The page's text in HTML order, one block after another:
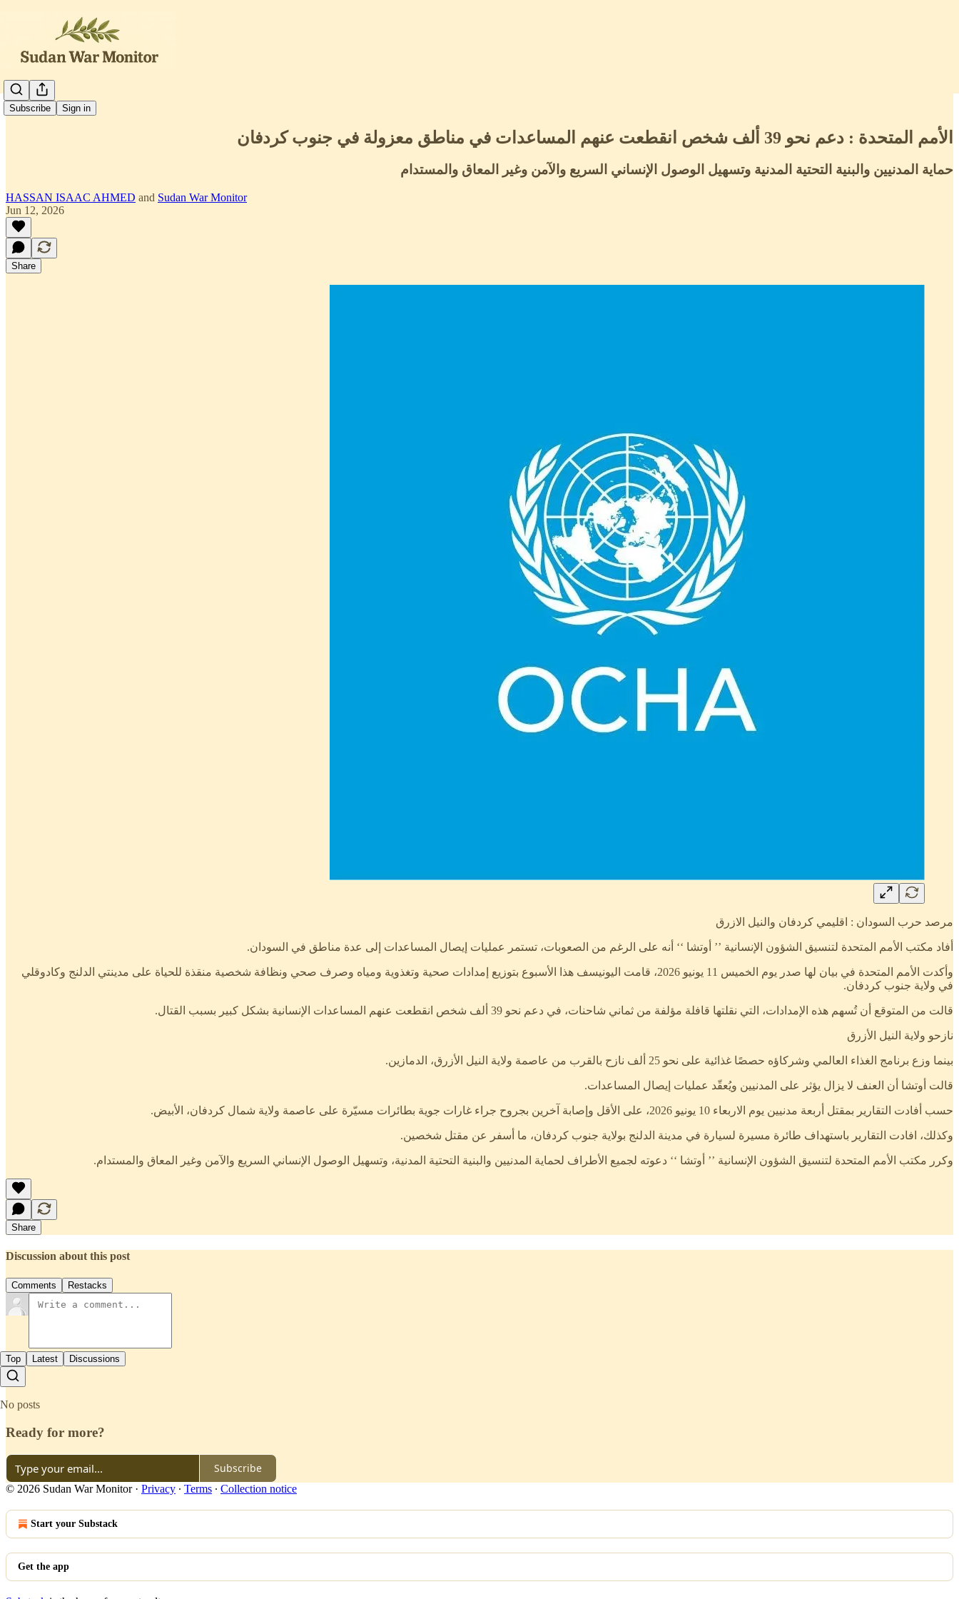
Subscribe Sign in العربية
الأمم المتحدة : دعم نحو 39 ألف شخص انقطعت عنهم المساعدات في مناطق معزولة في جنوب كردفان
حماية المدنيين والبنية التحتية المدنية وتسهيل الوصول الإنساني السريع والآمن وغير المعاق والمستدام
HASSAN ISAAC AHMED and Sudan War Monitor
Jun 12, 2026
Share
مرصد حرب السودان : اقليمي كردفان والنيل الازرق
أفاد مكتب الأمم المتحدة لتنسيق الشؤون الإنسانية ’’ أوتشا ‘‘ أنه على الرغم من الصعوبات، تستمر عمليات إيصال المساعدات إلى عدة مناطق في السودان.
وأكدت الأمم المتحدة في بيان لها صدر يوم الخميس 11 يونيو 2026، قامت اليونيسف هذا الأسبوع بتوزيع إمدادات صحية وتغذوية ومياه وصرف صحي ونظافة شخصية منقذة للحياة على مدينتي الدلنج وكادوقلي
في ولاية جنوب كردفان.
قالت من المتوقع أن تُسهم هذه الإمدادات، التي نقلتها قافلة مؤلفة من ثماني شاحنات، في دعم نحو 39 ألف شخص انقطعت عنهم المساعدات الإنسانية بشكل كبير بسبب القتال.
نازحو ولاية النيل الأزرق
بينما وزع برنامج الغذاء العالمي وشركاؤه حصصًا غذائية على نحو 25 ألف نازح بالقرب من عاصمة ولاية النيل الأزرق، الدمازين.
قالت أوتشا أن العنف لا يزال يؤثر على المدنيين ويُعقّد عمليات إيصال المساعدات.
حسب أفادت التقارير بمقتل أربعة مدنيين يوم الاربعاء 10 يونيو 2026، على الأقل وإصابة آخرين بجروح جراء غارات جوية بطائرات مسيّرة على عاصمة ولاية شمال كردفان، الأبيض.
وكذلك، افادت التقارير باستهداف طائرة مسيرة لسيارة في مدينة الدلنج بولاية جنوب كردفان، ما أسفر عن مقتل شخصين.
وكرر مكتب الأمم المتحدة لتنسيق الشؤون الإنسانية ’’ أوتشا ‘‘ دعوته لجميع الأطراف لحماية المدنيين والبنية التحتية المدنية، وتسهيل الوصول الإنساني السريع والآمن وغير المعاق والمستدام.
Share
Discussion about this post
Comments Restacks
Top Latest Discussions
No posts
Ready for more?
Subscribe
© 2026 Sudan War Monitor· Privacy ∙ Terms ∙ Collection notice
Start your Substack
Get the app